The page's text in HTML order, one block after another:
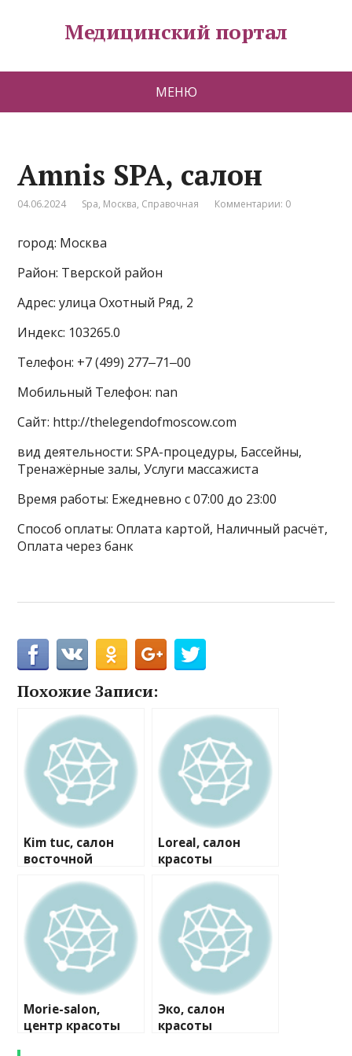
Медицинский портал
МЕНЮ
Amnis SPA, салон
04.06.2024 Spa, Москва, Справочная Комментарии: 0
город: Москва
Район: Тверской район
Адрес: улица Охотный Ряд, 2
Индекс: 103265.0
Телефон: +7 (499) 277‒71‒00
Мобильный Телефон: nan
Сайт: http://thelegendofmoscow.com
вид деятельности: SPA-процедуры, Бассейны,
Тренажёрные залы, Услуги массажиста
Время работы: Ежедневно с 07:00 до 23:00
Способ оплаты: Оплата картой, Наличный расчёт,
Оплата через банк
Похожие Записи:
Kim tuc, салон
восточной
Loreal, салон
красоты
Morie-salon,
центр красоты
Эко, салон
красоты